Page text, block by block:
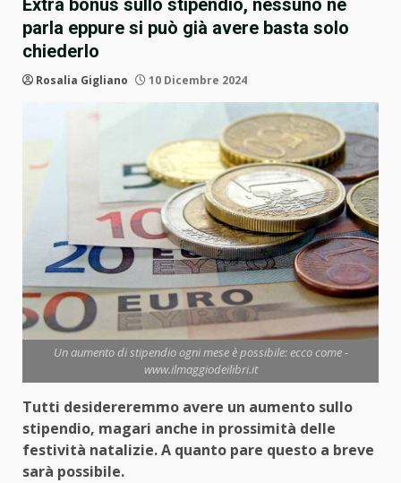
Extra bonus sullo stipendio, nessuno ne
parla eppure si può già avere basta solo
chiederlo
Rosalia Gigliano 10 Dicembre 2024
Un aumento di stipendio ogni mese è possibile: ecco come -
www.ilmaggiodeilibri.it
Tutti desidereremmo avere un aumento sullo
stipendio, magari anche in prossimità delle
festività natalizie. A quanto pare questo a breve
sarà possibile.